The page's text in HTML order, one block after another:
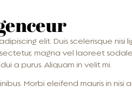
elit. Duis scelerisque nisi
magna vel laoreet
a purus. Aliquam in velit mi.
Morbi eleifend mauris in nisi